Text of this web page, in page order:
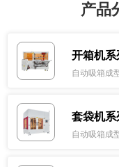
产品
开箱机系
自动吸箱成
套袋机系
自动吸箱成